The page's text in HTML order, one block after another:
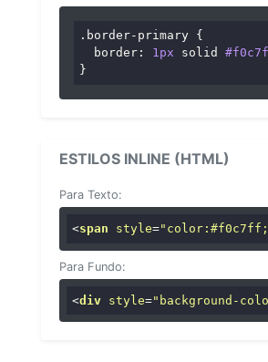
.border-primary {
border : 1px solid
}
ESTILOS INLINE (HTML)
Para Texto:
<span style=
Para Fundo:
<div style="background-